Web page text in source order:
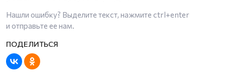
Нашли ошибку? Выделите текст, нажмите ctrl+enter
и отправьте ее нам.